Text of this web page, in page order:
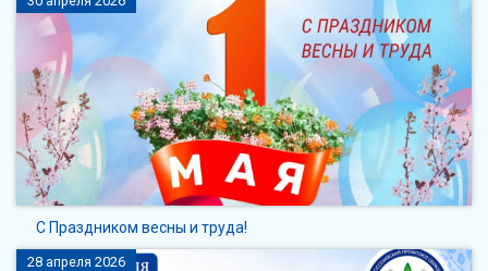
С Праздником весны и труда!
28 апреля 2026